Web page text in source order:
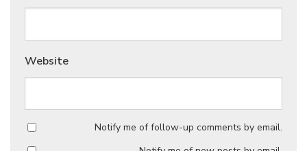
Website
Notify me of follow-up comments by email.